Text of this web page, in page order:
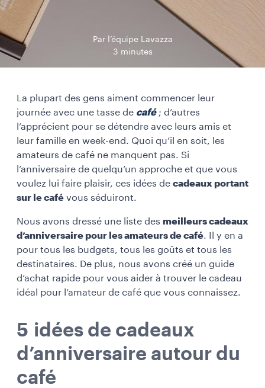
Par l’équipe Lavazza
3 minutes
La plupart des gens aiment commencer leur
journée avec une tasse de café; d’autres
l’apprécient pour se détendre avec leurs amis et
leur famille en week-end. Quoi qu’il en soit, les
amateurs de café ne manquent pas. Si
l’anniversaire de quelqu’un approche et que vous
voulez lui faire plaisir, ces idées de cadeaux portant
sur le café vous séduiront.
Nous avons dressé une liste des meilleurs cadeaux
d’anniversaire pour les amateurs de café. Il y en a
pour tous les budgets, tous les goûts et tous les
destinataires. De plus, nous avons créé un guide
d’achat rapide pour vous aider à trouver le cadeau
idéal pour l’amateur de café que vous connaissez.
5 idées de cadeaux
d’anniversaire autour du
café